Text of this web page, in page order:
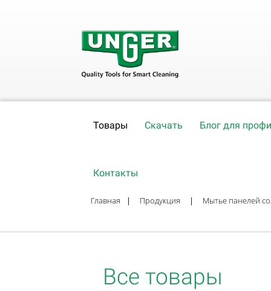
Товары Скачать Блог для профи
Контакты
Главная | Продукция | Мытье панелей
Все товары